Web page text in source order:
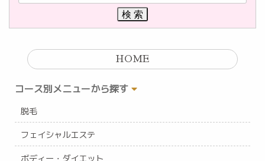
HOME
コース別メニューから探す
脱毛
フェイシャルエステ
ボディー・ダイエット